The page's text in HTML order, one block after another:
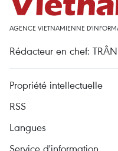
AGENCE VIETNAMIENNE
Rédacteur en chef:
Propriété intellectuelle
RSS
Langues
Service d'information